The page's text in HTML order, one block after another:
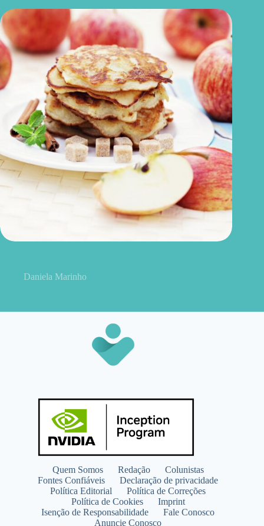
Daniela Marinho
Quem Somos Redação
Colunistas
Fontes Confiáveis
Declaração de privacidade
Política Editorial
Política de Correções
Política de Cookies
Imprint
Isenção de Responsabilidade
Fale Conosco
Anuncie Conosco